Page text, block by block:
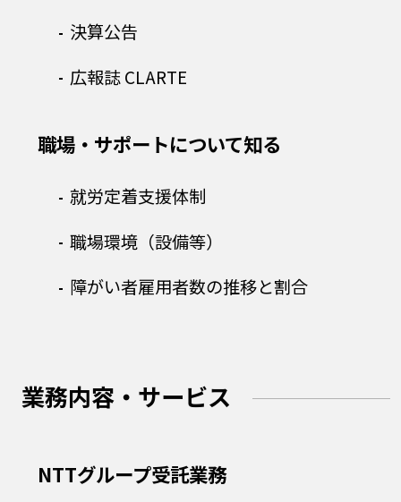
決算公告
広報誌 CLARTE
職場・サポートについて知る
就労定着支援体制
職場環境（設備等）
障がい者雇用者数の推移と割合
業務内容・サービス
NTTグループ受託業務